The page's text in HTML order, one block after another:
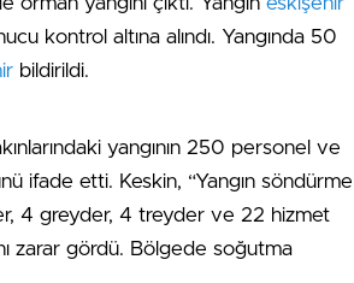
kontrol altına alındı. Yangında 50
bildirildi.
yangının 250 personel ve
ifade etti. Keskin, “Yangın söndürme
4 greyder, 4 treyder ve 22 hizmet
zarar gördü. Bölgede soğutma